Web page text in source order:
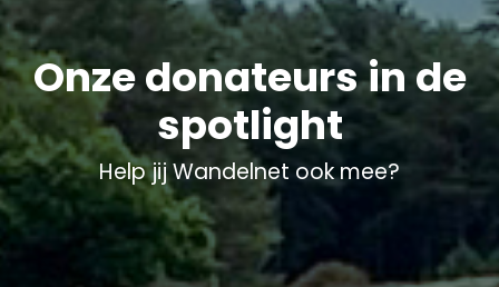
Onze donateurs in de
spotlight
Help jij Wandelnet ook mee?